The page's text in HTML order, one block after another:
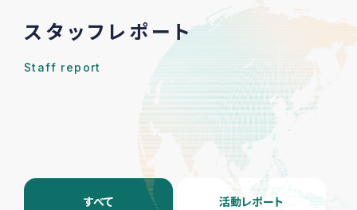
スタッフレポート
Staff report
すべて 活動レポート